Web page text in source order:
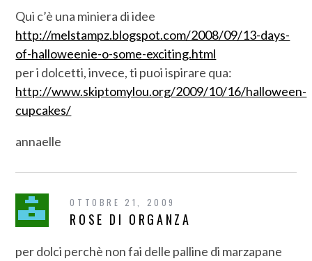
Qui c’è una miniera di idee
http://melstampz.blogspot.com/2008/09/13-days-
of-halloweenie-o-some-exciting.html
per i dolcetti, invece, ti puoi ispirare qua:
http://www.skiptomylou.org/2009/10/16/halloween-
cupcakes/
annaelle
OTTOBRE 21, 2009
ROSE DI ORGANZA
per dolci perchè non fai delle palline di marzapane